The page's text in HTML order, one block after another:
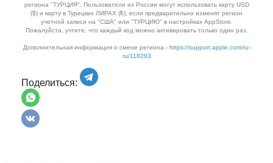
региона "ТУРЦИЯ". Пользователи из России могут использовать карту USD
($) и карту в Турецких ЛИРАХ (₺), если предварительно изменят регион
учетной записи на "США" или "ТУРЦИЮ" в настройках AppStore.
Пожалуйста, учтите, что каждый код можно активировать только один раз.
Дополнительная информация о смене региона - https://support.apple.com/ru-
ru/118283
Поделиться: